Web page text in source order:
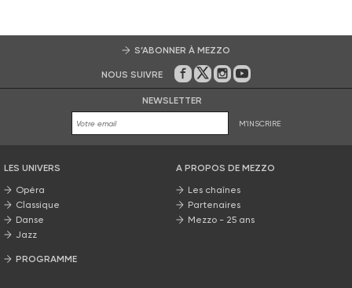
S’ABONNER À MEZZO
NOUS SUIVRE Sur Facebook
Sur Twitter
Sur Instagram
Sur Youtube
NEWSLETTER
M'INSCRIRE
LES UNIVERS
Opéra
Classique
Danse
Jazz
PROGRAMME
A PROPOS DE MEZZO
Les chaînes
Partenaires
Mezzo - 25 ans